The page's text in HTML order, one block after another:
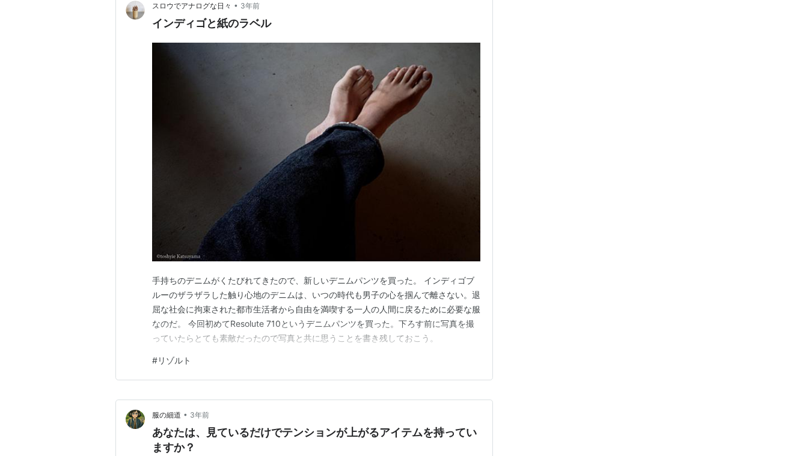
スロウでアナログな日々 • 3年前
インディゴと紙のラベル
手持ちのデニムがくたびれてきたので、新しいデニムパンツを買った。 インディゴブ
ルーのザラザラした触り心地のデニムは、いつの時代も男子の心を掴んで離さない。退
屈な社会に拘束された都市生活者から自由を満喫する一人の人間に戻るために必要な服
なのだ。 今回初めてResolute 710というデニムパンツを買った。下ろす前に写真を撮
っていたらとても素敵だったので写真と共に思うことを書き残しておこう。
#リゾルト
服の細道 • 3年前
あなたは、見ているだけでテンションが上がるアイテムを持ってい
ますか？